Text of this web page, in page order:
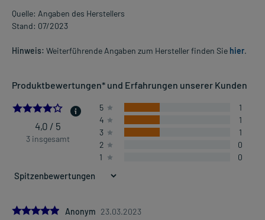
Quelle: Angaben des Herstellers
Stand: 07/2023
Hinweis: Weiterführende Angaben zum Hersteller finden Sie hier.
Produktbewertungen* und Erfahrungen unserer Kunden
4.0
4,0 / 5
3 insgesamt
5
1
4
1
3
1
2
0
1
0
5.0Anonym 23.03.2023